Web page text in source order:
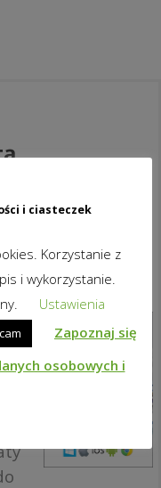
i ciasteczek
Korzystanie z
i wykorzystanie.
Ustawienia
Zapoznaj się
osobowych i